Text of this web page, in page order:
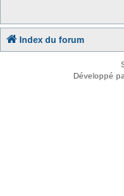
Index du forum
Développé